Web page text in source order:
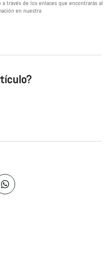
través de los enlaces que encontrarás al
en nuestra